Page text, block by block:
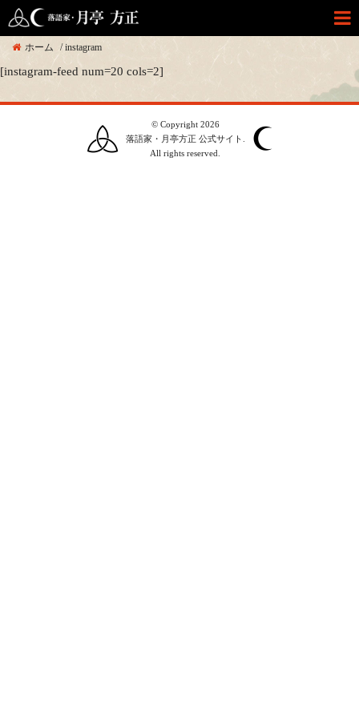
ホーム /instagram
[instagram-feed num=20 cols=2]
© Copyright 2026
落語家・月亭方正 公式サイト.
All rights reserved.